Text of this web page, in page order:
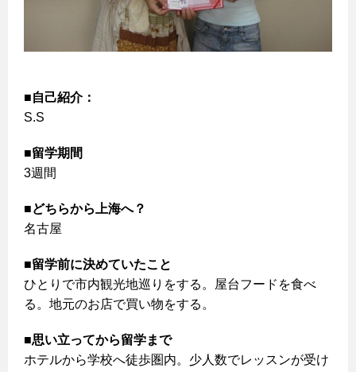
■自己紹介：
S.S
■留学期間
3週間
■どちらから上海へ？
名古屋
■留学前に決めていたこと
ひとりで市内観光地巡りをする。屋台フードを食べ
る。地元のお店で買い物をする。
■思い立ってから留学まで
ホテルから学校へ徒歩圏内。少人数でレッスンが受け